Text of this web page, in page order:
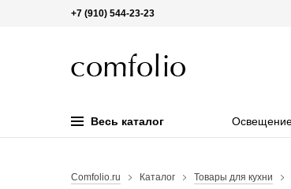
+7 (910) 544-23-23
Весь каталог
Comfolio.ru Каталог Товары для кухни